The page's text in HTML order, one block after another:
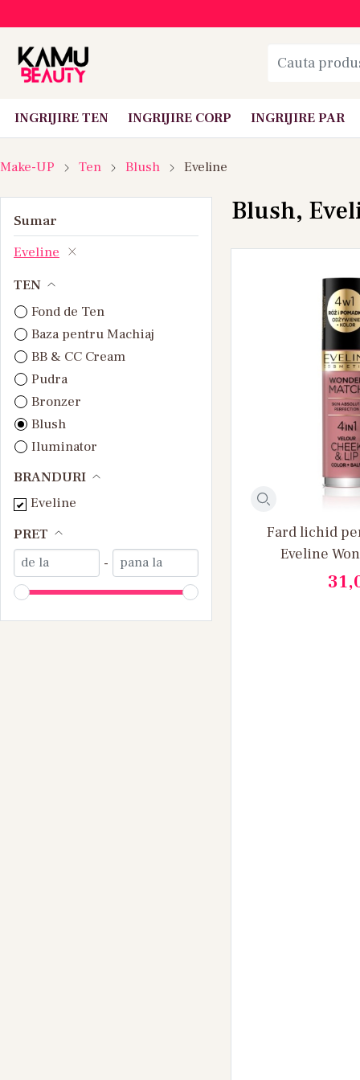
INGRIJIRE TEN INGRIJIRE CORP INGRIJIRE PAR
Make-UP Ten Blush Eveline
Sumar
Eveline
TEN
Fond de Ten
Baza pentru Machiaj
BB & CC Cream
Pudra
Bronzer
Blush
Iluminator
BRANDURI
Eveline
PRET
-
Blush,
Fard lichid
Eveline